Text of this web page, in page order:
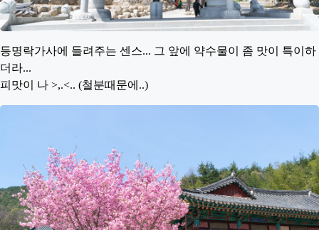
등명락가사에 들려주는 센스... 그 앞에 약수물이 좀 맛이 특이하
더라...
피맛이 나 >,.<.. (철분때문에..)